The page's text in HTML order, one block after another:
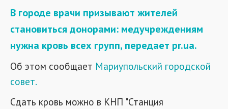
В городе врачи призывают жителей
становиться донорами: медучреждениям
нужна кровь всех групп, передает pr.ua.
Об этом сообщает Мариупольский городской
совет.
Сдать кровь можно в КНП "Станция